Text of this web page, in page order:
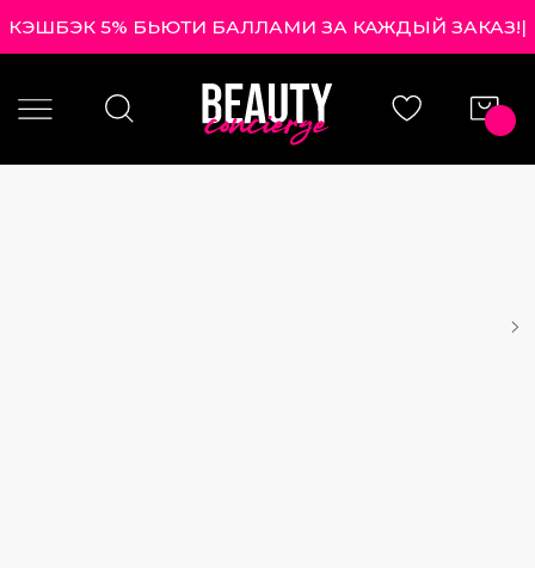
КЭШБЭК 5% БЬЮТИ БАЛЛАМИ ЗА КАЖДЫЙ ЗАКАЗ!|